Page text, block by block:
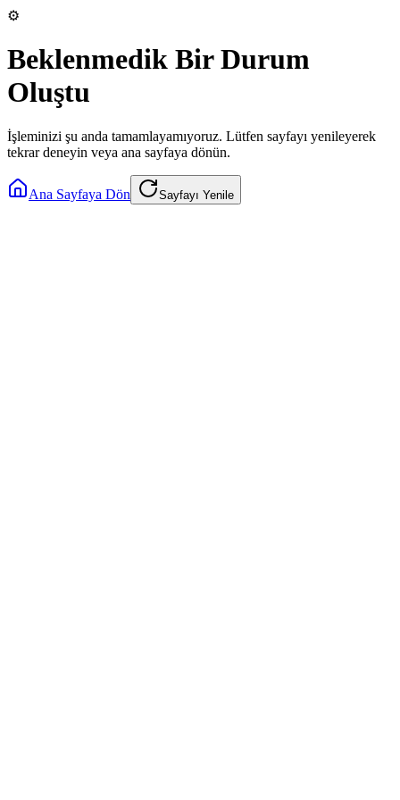
⚙️
Beklenmedik Bir Durum
Oluştu
İşleminizi şu anda tamamlayamıyoruz. Lütfen sayfayı yenileyerek
tekrar deneyin veya ana sayfaya dönün.
Ana Sayfaya Dön Sayfayı Yenile